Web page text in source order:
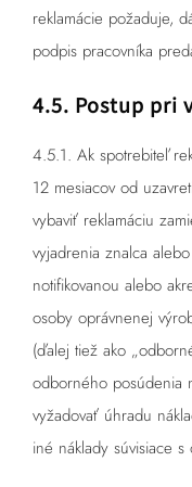
reklamácie požaduje,
podpis pracovníka
4.5. Postup pri
4.5.1. Ak spotrebiteľ
12 mesiacov od
vybaviť reklamáciu
vyjadrenia znalca
notifikovanou alebo
osoby oprávnenej
(ďalej tiež ako
odborného posúdenia
vyžadovať úhradu
iné náklady súvisiace